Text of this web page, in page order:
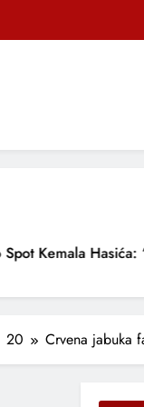
Kemala Hasića:
20 Crvena jabuka